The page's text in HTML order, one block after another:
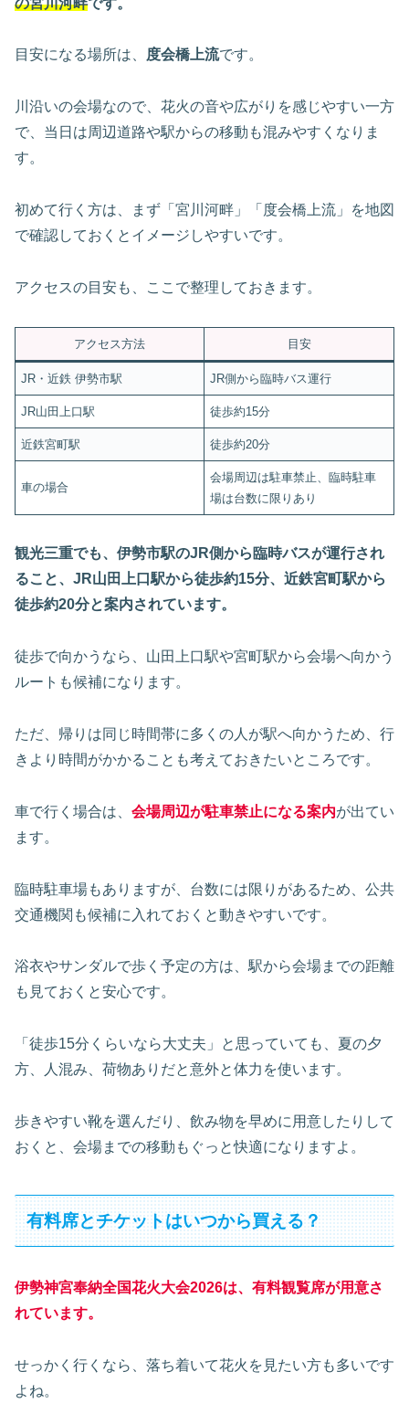
目安になる場所は、 度会橋上流です。
川沿いの会場なので、花火の音や広がりを感じやすい一方
で、当日は周辺道路や駅からの移動も混みやすくなりま
す。
初めて行く方は、まず「宮川河畔」「度会橋上流」を地図
で確認しておくとイメージしやすいです。
アクセスの目安も、ここで整理しておきます。
アクセス方法 目安
JR・近鉄 伊勢市駅 JR側から臨時バス運行
JR山田上口駅 徒歩約15分
近鉄宮町駅 徒歩約20分
車の場合
会場周辺は駐車禁止、臨時駐車
場は台数に限りあり
観光三重でも、伊勢市駅のJR側から臨時バスが運行され
ること、JR山田上口駅から徒歩約15分、近鉄宮町駅から
徒歩約20分と案内されています。
徒歩で向かうなら、山田上口駅や宮町駅から会場へ向かう
ルートも候補になります。
ただ、帰りは同じ時間帯に多くの人が駅へ向かうため、行
きより時間がかかることも考えておきたいところです。
車で行く場合は、 会場周辺が駐車禁止になる案内が出てい
ます。
臨時駐車場もありますが、台数には限りがあるため、公共
交通機関も候補に入れておくと動きやすいです。
浴衣やサンダルで歩く予定の方は、駅から会場までの距離
も見ておくと安心です。
「徒歩15分くらいなら大丈夫」と思っていても、夏の夕
方、人混み、荷物ありだと意外と体力を使います。
歩きやすい靴を選んだり、飲み物を早めに用意したりして
おくと、会場までの移動もぐっと快適になりますよ。
有料席とチケットはいつから買える？
伊勢神宮奉納全国花火大会2026は、有料観覧席が用意さ
れています。
せっかく行くなら、落ち着いて花火を見たい方も多いです
よね。